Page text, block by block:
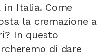
Italia. Come
la cremazione a
In questo
di dare